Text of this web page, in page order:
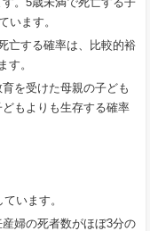
います。
亡する確率は、比較的裕
す。
を受けた母親の子ども
もよりも生存する確率
います。
婦の死者数がほぼ3分の